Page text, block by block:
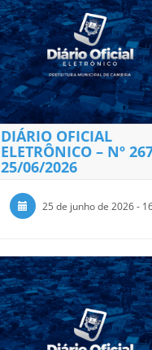
DIÁRIO OFICIAL
ELETRÔNICO – Nº
25/06/2026
25 de junho de 2026 -